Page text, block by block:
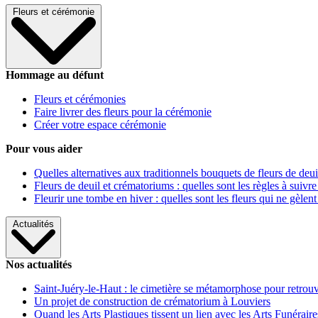
Fleurs et cérémonie
Hommage au défunt
Fleurs et cérémonies
Faire livrer des fleurs pour la cérémonie
Créer votre espace cérémonie
Pour vous aider
Quelles alternatives aux traditionnels bouquets de fleurs de
Fleurs de deuil et crématoriums : quelles sont les règles à
Fleurir une tombe en hiver : quelles sont les fleurs qui ne gèlent
Actualités
Nos actualités
Saint-Juéry-le-Haut : le cimetière se métamorphose pour
Un projet de construction de crématorium à Louviers
Quand les Arts Plastiques tissent un lien avec les Arts